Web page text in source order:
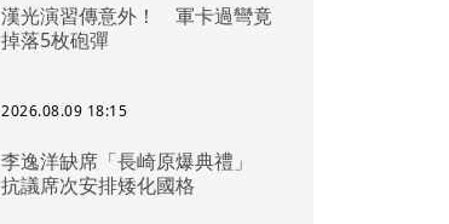
漢光演習傳意外！ 軍卡過彎竟
掉落5枚砲彈
2026.08.09 18:15
李逸洋缺席「長崎原爆典禮」
抗議席次安排矮化國格